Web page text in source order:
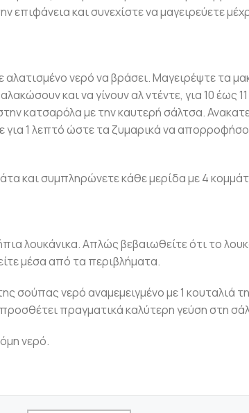
και συνεχίστε να μαγειρεύετε
αλατισμένο νερό να βράσει. Μαγειρέψτε τα
και να γίνουν αλ ντέντε, για 10 έως
κατσαρόλα με την καυτερή σάλτσα.
για 1 λεπτό ώστε τα ζυμαρικά να
και συμπληρώνετε κάθε μερίδα με 4
λουκάνικα. Απλώς βεβαιωθείτε ότι το
μέσα από τα περιβλήματα.
σούπας νερό αναμεμειγμένο με 1 κουταλιά
πραγματικά καλύτερη γεύση στη
νερό.